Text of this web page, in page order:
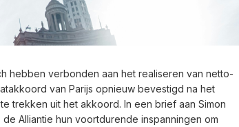
hebben verbonden aan het realiseren van netto-
van Parijs opnieuw bevestigd na het
trekken uit het akkoord. In een brief aan Simon
Alliantie hun voortdurende inspanningen om